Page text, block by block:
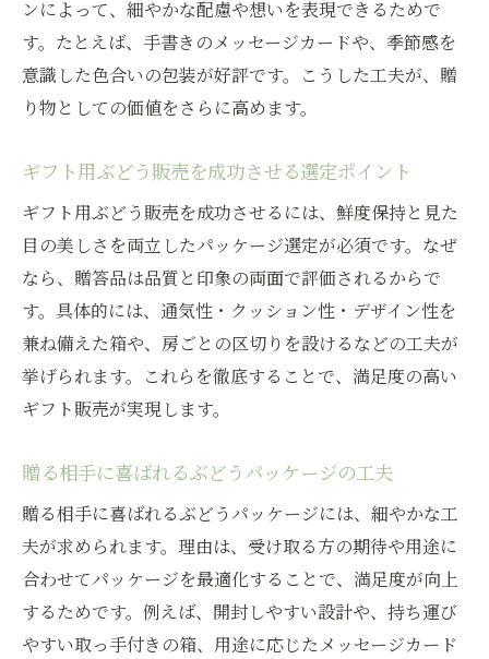
ンによって、細やかな配慮や想いを表現できるためで
す。たとえば、手書きのメッセージカードや、季節感を
意識した色合いの包装が好評です。こうした工夫が、贈
り物としての価値をさらに高めます。
ギフト用ぶどう販売を成功させる選定ポイント
ギフト用ぶどう販売を成功させるには、鮮度保持と見た
目の美しさを両立したパッケージ選定が必須です。なぜ
なら、贈答品は品質と印象の両面で評価されるからで
す。具体的には、通気性・クッション性・デザイン性を
兼ね備えた箱や、房ごとの区切りを設けるなどの工夫が
挙げられます。これらを徹底することで、満足度の高い
ギフト販売が実現します。
贈る相手に喜ばれるぶどうパッケージの工夫
贈る相手に喜ばれるぶどうパッケージには、細やかな工
夫が求められます。理由は、受け取る方の期待や用途に
合わせてパッケージを最適化することで、満足度が向上
するためです。例えば、開封しやすい設計や、持ち運び
やすい取っ手付きの箱、用途に応じたメッセージカード